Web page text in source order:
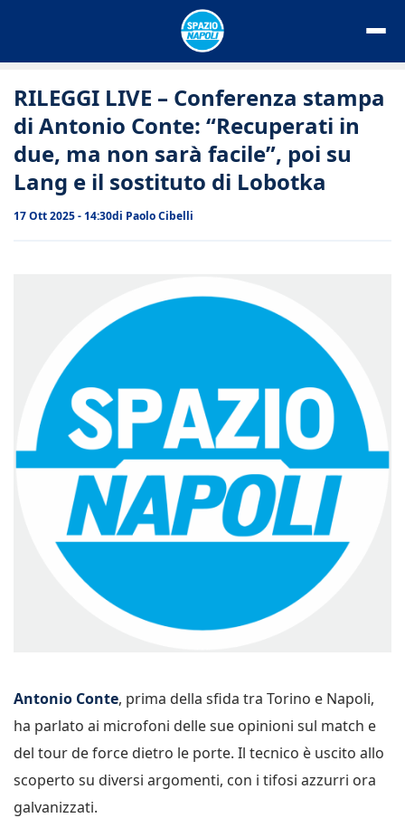
RILEGGI LIVE – Conferenza stampa
di Antonio Conte: “Recuperati in
due, ma non sarà facile”, poi su
Lang e il sostituto di Lobotka
17 Ott 2025 - 14:30di Paolo Cibelli
Antonio Conte, prima della sfida tra Torino e Napoli,
ha parlato ai microfoni delle sue opinioni sul match e
del tour de force dietro le porte. Il tecnico è uscito allo
scoperto su diversi argomenti, con i tifosi azzurri ora
galvanizzati.